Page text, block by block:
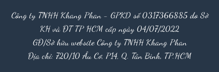
Công ty TNHH Khang Phan - GPKD số 0317366885 do Sở
KH và ĐT TP HCM cấp ngày 04/07/2022
GĐ/Sở hữu website Công ty TNHH Khang Phan
Địa chỉ: 720/10 Âu Cơ, P14, Q. Tân Bình, TP.HCM